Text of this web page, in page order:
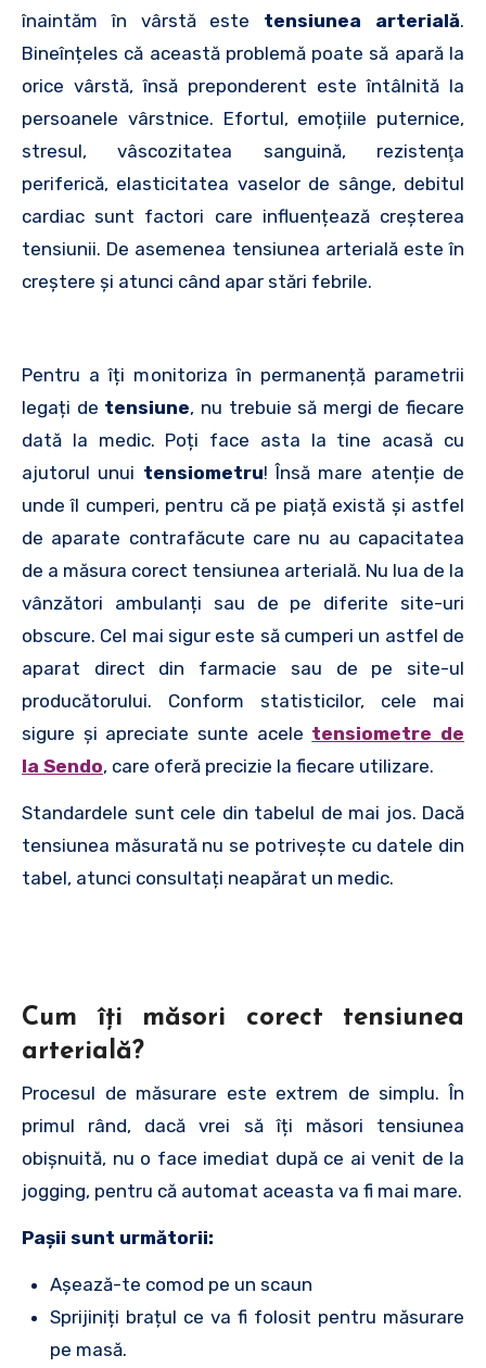
înaintăm în vârstă este tensiunea arterială.
Bineînțeles că această problemă poate să apară la
orice vârstă, însă preponderent este întâlnită la
persoanele vârstnice. Efortul, emoțiile puternice,
stresul, vâscozitatea sanguină, rezistenţa
periferică, elasticitatea vaselor de sânge, debitul
cardiac sunt factori care influențează creșterea
tensiunii. De asemenea tensiunea arterială este în
creștere și atunci când apar stări febrile.
Pentru a îți monitoriza în permanență parametrii
legați de tensiune, nu trebuie să mergi de fiecare
dată la medic. Poți face asta la tine acasă cu
ajutorul unui tensiometru! Însă mare atenție de
unde îl cumperi, pentru că pe piață există și astfel
de aparate contrafăcute care nu au capacitatea
de a măsura corect tensiunea arterială. Nu lua de la
vânzători ambulanți sau de pe diferite site-uri
obscure. Cel mai sigur este să cumperi un astfel de
aparat direct din farmacie sau de pe site-ul
producătorului. Conform statisticilor, cele mai
sigure și apreciate sunte acele tensiometre de
la Sendo, care oferă precizie la fiecare utilizare.
Standardele sunt cele din tabelul de mai jos. Dacă
tensiunea măsurată nu se potrivește cu datele din
tabel, atunci consultați neapărat un medic.
Cum îți măsori corect tensiunea
arterială?
Procesul de măsurare este extrem de simplu. În
primul rând, dacă vrei să îți măsori tensiunea
obișnuită, nu o face imediat după ce ai venit de la
jogging, pentru că automat aceasta va fi mai mare.
Pașii sunt următorii:
Așează-te comod pe un scaun
Sprijiniți brațul ce va fi folosit pentru măsurare
pe masă.